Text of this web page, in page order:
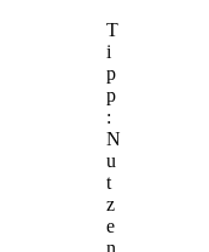
T
i
p
p
:
N
u
t
z
e
n